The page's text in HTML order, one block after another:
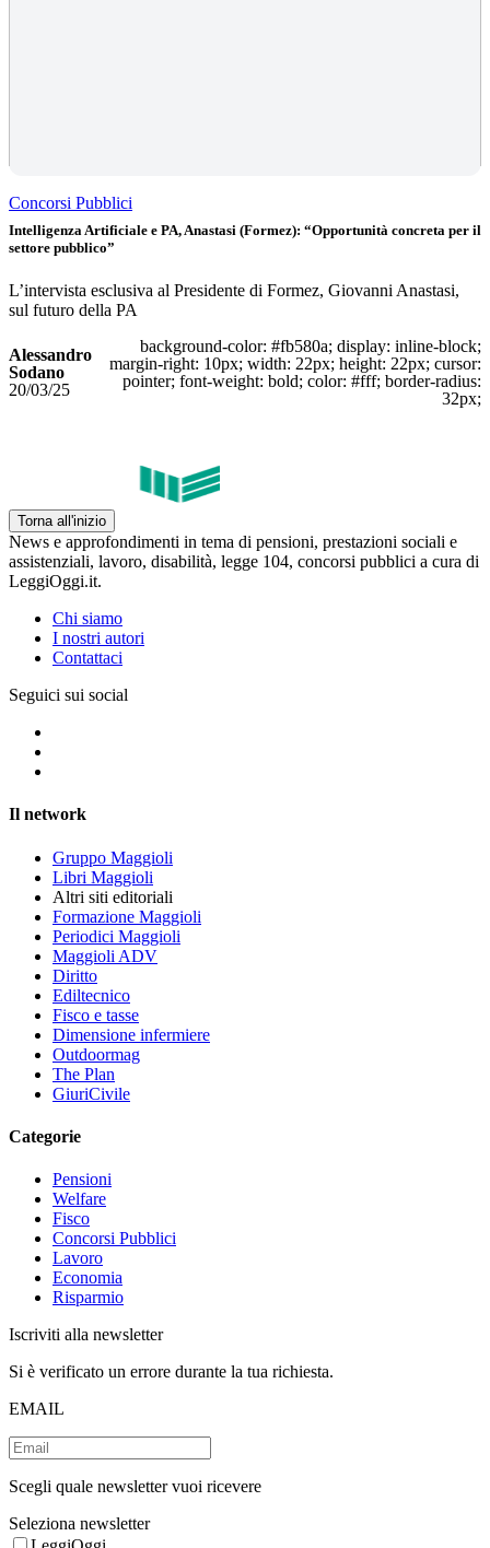
Concorsi Pubblici
Intelligenza Artificiale e PA, Anastasi (Formez): “Opportunità concreta per il
settore pubblico”
L’intervista esclusiva al Presidente di Formez, Giovanni Anastasi,
sul futuro della PA
Alessandro
Sodano
20/03/25
background-color: #fb580a; display: inline-block;
margin-right: 10px; width: 22px; height: 22px; cursor:
pointer; font-weight: bold; color: #fff; border-radius:
32px;
Torna all'inizio
News e approfondimenti in tema di pensioni, prestazioni sociali e
assistenziali, lavoro, disabilità, legge 104, concorsi pubblici a cura di
LeggiOggi.it.
Chi siamo
I nostri autori
Contattaci
Seguici sui social
Il network
Gruppo Maggioli
Libri Maggioli
Altri siti editoriali
Formazione Maggioli
Periodici Maggioli
Maggioli ADV
Diritto
Ediltecnico
Fisco e tasse
Dimensione infermiere
Outdoormag
The Plan
GiuriCivile
Categorie
Pensioni
Welfare
Fisco
Concorsi Pubblici
Lavoro
Economia
Risparmio
Iscriviti alla newsletter
Si è verificato un errore durante la tua richiesta.
EMAIL
Scegli quale newsletter vuoi ricevere
Seleziona newsletter